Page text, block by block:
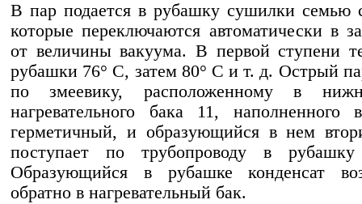
В пар подается в рубашку сушилки семью
которые переключаются автоматически в
от величины вакуума. В первой ступени
рубашки 76° С, затем 80° С и т. д. Острый
по змеевику, расположенному в
нагревательного бака 11, наполненного
герметичный, и образующийся в нем
поступает по трубопроводу в
Образующийся в рубашке конденсат
обратно в нагревательный бак.